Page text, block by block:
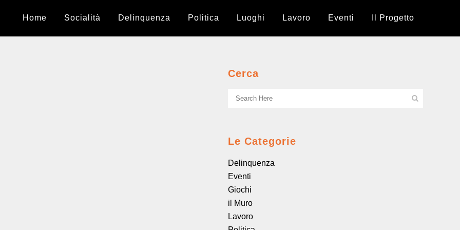
Home Socialità Delinquenza Politica Luoghi Lavoro Eventi Il Progetto
Cerca
Le Categorie
Delinquenza
Eventi
Giochi
il Muro
Lavoro